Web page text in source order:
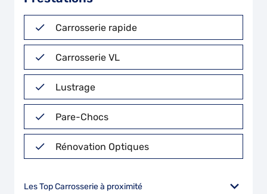
Carrosserie rapide
Carrosserie VL
Lustrage
Pare-Chocs
Rénovation Optiques
Les Top Carrosserie à proximité